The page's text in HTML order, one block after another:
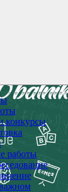
конкурсы
работы